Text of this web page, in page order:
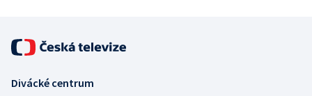
Divácké centrum